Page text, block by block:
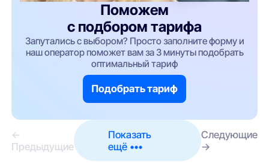
Поможем
с подбором тарифа
Запутались с выбором? Просто заполните форму и
наш оператор поможет вам за 3 минуты подобрать
оптимальный тариф
Подобрать тариф
←
Предыдущие
Показать
ещё •••
Следующие
→